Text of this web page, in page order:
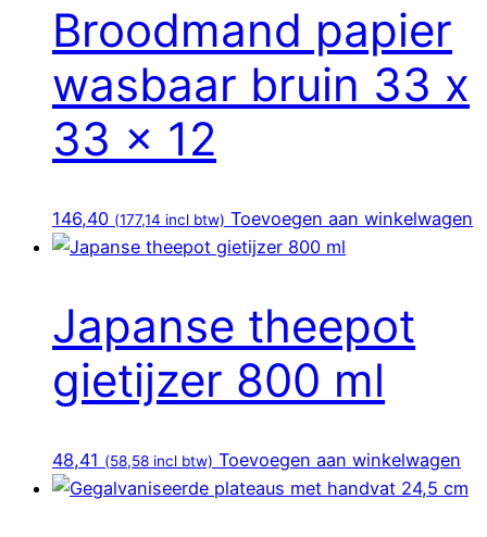
Broodmand papier
wasbaar bruin 33 x
33 x 12
146,40 (177,14 incl btw) Toevoegen aan winkelwagen
Japanse theepot
gietijzer 800 ml
48,41 (58,58 incl btw) Toevoegen aan winkelwagen